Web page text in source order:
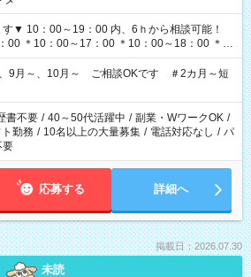
▼ 10：00～19：00 内、6ｈから相談可能！
00 ＊10：00～17：00 ＊10：00～18：00 ＊
＊12：00～19：00 ＊13：00～19：00
、9月～、10月～ ご相談OKです ＃2カ月～短
書不要 / 40～50代活躍中 / 副業・WワークOK /
勤務 / 10名以上の大量募集 / 電話対応なし / パ
要
応募する 詳細へ
掲載日：2026.07.30
未読